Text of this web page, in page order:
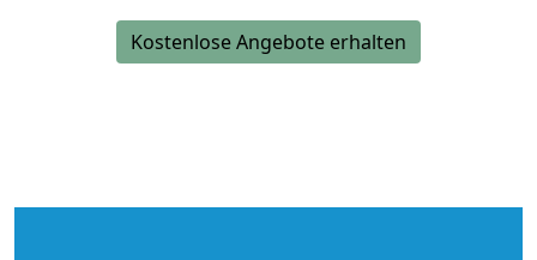
Kostenlose Angebote erhalten